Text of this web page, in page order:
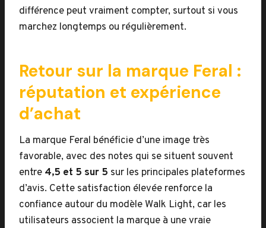
différence peut vraiment compter, surtout si vous
marchez longtemps ou régulièrement.
Retour sur la marque Feral :
réputation et expérience
d’achat
La marque Feral bénéficie d’une image très
favorable, avec des notes qui se situent souvent
entre 4,5 et 5 sur 5 sur les principales plateformes
d’avis. Cette satisfaction élevée renforce la
confiance autour du modèle Walk Light, car les
utilisateurs associent la marque à une vraie